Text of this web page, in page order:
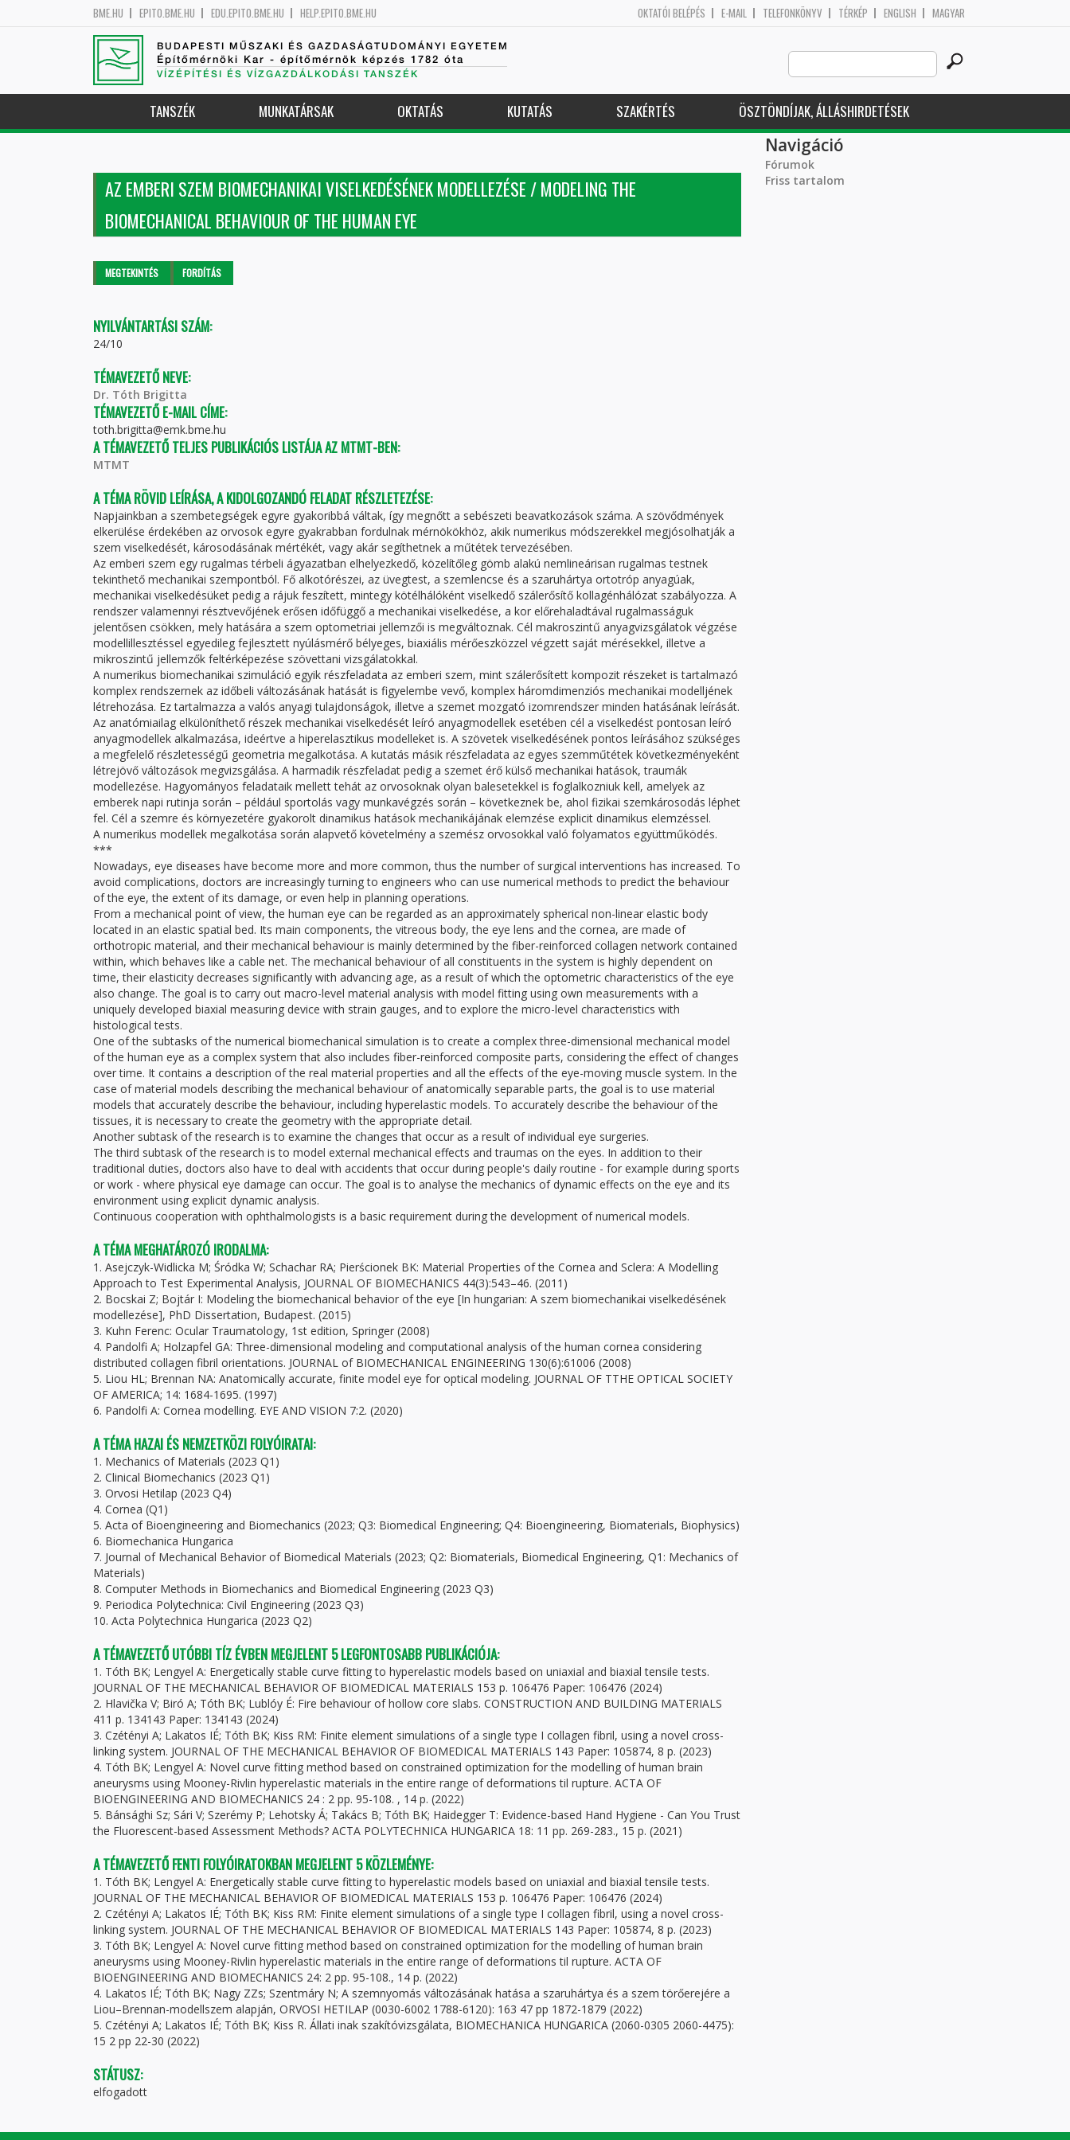
BME.HU EPITO.BME.HU EDU.EPITO.BME.HU HELP.EPITO.BME.HU OKTATÓI BELÉPÉS E-MAIL TELEFONKÖNYV TÉRKÉP ENGLISH MAGYAR
BUDAPESTI MŰSZAKI ÉS GAZDASÁGTUDOMÁNYI EGYETEM
Építőmérnöki Kar - építőmérnök képzés 1782 óta
VÍZÉPÍTÉSI ÉS VÍZGAZDÁLKODÁSI TANSZÉK
Search
this
site
TANSZÉK MUNKATÁRSAK OKTATÁS KUTATÁS SZAKÉRTÉS ÖSZTÖNDÍJAK, ÁLLÁSHIRDETÉSEK
AZ EMBERI SZEM BIOMECHANIKAI VISELKEDÉSÉNEK MODELLEZÉSE / MODELING THE
BIOMECHANICAL BEHAVIOUR OF THE HUMAN EYE
Elsődleges fülek
MEGTEKINTÉS (AKTÍVFORDÍTÁS
NYILVÁNTARTÁSI SZÁM:
24/10
TÉMAVEZETŐ NEVE:
Dr. Tóth Brigitta
TÉMAVEZETŐ E-MAIL CÍME:
toth.brigitta@emk.bme.hu
A TÉMAVEZETŐ TELJES PUBLIKÁCIÓS LISTÁJA AZ MTMT-BEN:
MTMT
A TÉMA RÖVID LEÍRÁSA, A KIDOLGOZANDÓ FELADAT RÉSZLETEZÉSE:
Napjainkban a szembetegségek egyre gyakoribbá váltak, így megnőtt a sebészeti beavatkozások száma. A szövődmények
elkerülése érdekében az orvosok egyre gyakrabban fordulnak mérnökökhöz, akik numerikus módszerekkel megjósolhatják a
szem viselkedését, károsodásának mértékét, vagy akár segíthetnek a műtétek tervezésében.
Az emberi szem egy rugalmas térbeli ágyazatban elhelyezkedő, közelítőleg gömb alakú nemlineárisan rugalmas testnek
tekinthető mechanikai szempontból. Fő alkotórészei, az üvegtest, a szemlencse és a szaruhártya ortotróp anyagúak,
mechanikai viselkedésüket pedig a rájuk feszített, mintegy kötélhálóként viselkedő szálerősítő kollagénhálózat szabályozza. A
rendszer valamennyi résztvevőjének erősen időfüggő a mechanikai viselkedése, a kor előrehaladtával rugalmasságuk
jelentősen csökken, mely hatására a szem optometriai jellemzői is megváltoznak. Cél makroszintű anyagvizsgálatok végzése
modellillesztéssel egyedileg fejlesztett nyúlásmérő bélyeges, biaxiális mérőeszközzel végzett saját mérésekkel, illetve a
mikroszintű jellemzők feltérképezése szövettani vizsgálatokkal.
A numerikus biomechanikai szimuláció egyik részfeladata az emberi szem, mint szálerősített kompozit részeket is tartalmazó
komplex rendszernek az időbeli változásának hatását is figyelembe vevő, komplex háromdimenziós mechanikai modelljének
létrehozása. Ez tartalmazza a valós anyagi tulajdonságok, illetve a szemet mozgató izomrendszer minden hatásának leírását.
Az anatómiailag elkülöníthető részek mechanikai viselkedését leíró anyagmodellek esetében cél a viselkedést pontosan leíró
anyagmodellek alkalmazása, ideértve a hiperelasztikus modelleket is. A szövetek viselkedésének pontos leírásához szükséges
a megfelelő részletességű geometria megalkotása. A kutatás másik részfeladata az egyes szemműtétek következményeként
létrejövő változások megvizsgálása. A harmadik részfeladat pedig a szemet érő külső mechanikai hatások, traumák
modellezése. Hagyományos feladataik mellett tehát az orvosoknak olyan balesetekkel is foglalkozniuk kell, amelyek az
emberek napi rutinja során – például sportolás vagy munkavégzés során – következnek be, ahol fizikai szemkárosodás léphet
fel. Cél a szemre és környezetére gyakorolt dinamikus hatások mechanikájának elemzése explicit dinamikus elemzéssel.
A numerikus modellek megalkotása során alapvető követelmény a szemész orvosokkal való folyamatos együttműködés.
***
Nowadays, eye diseases have become more and more common, thus the number of surgical interventions has increased. To
avoid complications, doctors are increasingly turning to engineers who can use numerical methods to predict the behaviour
of the eye, the extent of its damage, or even help in planning operations.
From a mechanical point of view, the human eye can be regarded as an approximately spherical non-linear elastic body
located in an elastic spatial bed. Its main components, the vitreous body, the eye lens and the cornea, are made of
orthotropic material, and their mechanical behaviour is mainly determined by the fiber-reinforced collagen network contained
within, which behaves like a cable net. The mechanical behaviour of all constituents in the system is highly dependent on
time, their elasticity decreases significantly with advancing age, as a result of which the optometric characteristics of the eye
also change. The goal is to carry out macro-level material analysis with model fitting using own measurements with a
uniquely developed biaxial measuring device with strain gauges, and to explore the micro-level characteristics with
histological tests.
One of the subtasks of the numerical biomechanical simulation is to create a complex three-dimensional mechanical model
of the human eye as a complex system that also includes fiber-reinforced composite parts, considering the effect of changes
over time. It contains a description of the real material properties and all the effects of the eye-moving muscle system. In the
case of material models describing the mechanical behaviour of anatomically separable parts, the goal is to use material
models that accurately describe the behaviour, including hyperelastic models. To accurately describe the behaviour of the
tissues, it is necessary to create the geometry with the appropriate detail.
Another subtask of the research is to examine the changes that occur as a result of individual eye surgeries.
The third subtask of the research is to model external mechanical effects and traumas on the eyes. In addition to their
traditional duties, doctors also have to deal with accidents that occur during people's daily routine - for example during sports
or work - where physical eye damage can occur. The goal is to analyse the mechanics of dynamic effects on the eye and its
environment using explicit dynamic analysis.
Continuous cooperation with ophthalmologists is a basic requirement during the development of numerical models.
A TÉMA MEGHATÁROZÓ IRODALMA:
1. Asejczyk-Widlicka M; Śródka W; Schachar RA; Pierścionek BK: Material Properties of the Cornea and Sclera: A Modelling
Approach to Test Experimental Analysis, JOURNAL OF BIOMECHANICS 44(3):543–46. (2011)
2. Bocskai Z; Bojtár I: Modeling the biomechanical behavior of the eye [In hungarian: A szem biomechanikai viselkedésének
modellezése], PhD Dissertation, Budapest. (2015)
3. Kuhn Ferenc: Ocular Traumatology, 1st edition, Springer (2008)
4. Pandolfi A; Holzapfel GA: Three-dimensional modeling and computational analysis of the human cornea considering
distributed collagen fibril orientations. JOURNAL of BIOMECHANICAL ENGINEERING 130(6):61006 (2008)
5. Liou HL; Brennan NA: Anatomically accurate, finite model eye for optical modeling. JOURNAL OF TTHE OPTICAL SOCIETY
OF AMERICA; 14: 1684-1695. (1997)
6. Pandolfi A: Cornea modelling. EYE AND VISION 7:2. (2020)
A TÉMA HAZAI ÉS NEMZETKÖZI FOLYÓIRATAI:
1. Mechanics of Materials (2023 Q1)
2. Clinical Biomechanics (2023 Q1)
3. Orvosi Hetilap (2023 Q4)
4. Cornea (Q1)
5. Acta of Bioengineering and Biomechanics (2023; Q3: Biomedical Engineering; Q4: Bioengineering, Biomaterials, Biophysics)
6. Biomechanica Hungarica
7. Journal of Mechanical Behavior of Biomedical Materials (2023; Q2: Biomaterials, Biomedical Engineering, Q1: Mechanics of
Materials)
8. Computer Methods in Biomechanics and Biomedical Engineering (2023 Q3)
9. Periodica Polytechnica: Civil Engineering (2023 Q3)
10. Acta Polytechnica Hungarica (2023 Q2)
A TÉMAVEZETŐ UTÓBBI TÍZ ÉVBEN MEGJELENT 5 LEGFONTOSABB PUBLIKÁCIÓJA:
1. Tóth BK; Lengyel A: Energetically stable curve fitting to hyperelastic models based on uniaxial and biaxial tensile tests.
JOURNAL OF THE MECHANICAL BEHAVIOR OF BIOMEDICAL MATERIALS 153 p. 106476 Paper: 106476 (2024)
2. Hlavička V; Biró A; Tóth BK; Lublóy É: Fire behaviour of hollow core slabs. CONSTRUCTION AND BUILDING MATERIALS
411 p. 134143 Paper: 134143 (2024)
3. Czétényi A; Lakatos IÉ; Tóth BK; Kiss RM: Finite element simulations of a single type I collagen fibril, using a novel cross-
linking system. JOURNAL OF THE MECHANICAL BEHAVIOR OF BIOMEDICAL MATERIALS 143 Paper: 105874, 8 p. (2023)
4. Tóth BK; Lengyel A: Novel curve fitting method based on constrained optimization for the modelling of human brain
aneurysms using Mooney-Rivlin hyperelastic materials in the entire range of deformations til rupture. ACTA OF
BIOENGINEERING AND BIOMECHANICS 24 : 2 pp. 95-108. , 14 p. (2022)
5. Bánsághi Sz; Sári V; Szerémy P; Lehotsky Á; Takács B; Tóth BK; Haidegger T: Evidence-based Hand Hygiene - Can You Trust
the Fluorescent-based Assessment Methods? ACTA POLYTECHNICA HUNGARICA 18: 11 pp. 269-283., 15 p. (2021)
A TÉMAVEZETŐ FENTI FOLYÓIRATOKBAN MEGJELENT 5 KÖZLEMÉNYE:
1. Tóth BK; Lengyel A: Energetically stable curve fitting to hyperelastic models based on uniaxial and biaxial tensile tests.
JOURNAL OF THE MECHANICAL BEHAVIOR OF BIOMEDICAL MATERIALS 153 p. 106476 Paper: 106476 (2024)
2. Czétényi A; Lakatos IÉ; Tóth BK; Kiss RM: Finite element simulations of a single type I collagen fibril, using a novel cross-
linking system. JOURNAL OF THE MECHANICAL BEHAVIOR OF BIOMEDICAL MATERIALS 143 Paper: 105874, 8 p. (2023)
3. Tóth BK; Lengyel A: Novel curve fitting method based on constrained optimization for the modelling of human brain
aneurysms using Mooney-Rivlin hyperelastic materials in the entire range of deformations til rupture. ACTA OF
BIOENGINEERING AND BIOMECHANICS 24: 2 pp. 95-108., 14 p. (2022)
4. Lakatos IÉ; Tóth BK; Nagy ZZs; Szentmáry N; A szemnyomás változásának hatása a szaruhártya és a szem törőerejére a
Liou–Brennan-modellszem alapján, ORVOSI HETILAP (0030-6002 1788-6120): 163 47 pp 1872-1879 (2022)
5. Czétényi A; Lakatos IÉ; Tóth BK; Kiss R. Állati inak szakítóvizsgálata, BIOMECHANICA HUNGARICA (2060-0305 2060-4475):
15 2 pp 22-30 (2022)
STÁTUSZ:
elfogadott
Navigáció
Fórumok
Friss tartalom